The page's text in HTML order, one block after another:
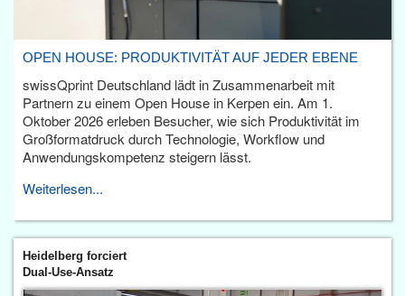
OPEN HOUSE: PRODUKTIVITÄT AUF JEDER EBENE
swissQprint Deutschland lädt in Zusammenarbeit mit
Partnern zu einem Open House in Kerpen ein. Am 1.
Oktober 2026 erleben Besucher, wie sich Produktivität im
Großformatdruck durch Technologie, Workflow und
Anwendungskompetenz steigern lässt.
Weiterlesen...
Heidelberg forciert
Dual-Use-Ansatz